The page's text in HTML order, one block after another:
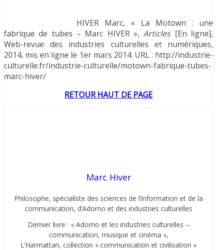
HIVER Marc, « La Motown : une
fabrique de tubes – Marc HIVER »,Articles[En ligne],
Web-revue des industries culturelles et numériques,
2014, mis en ligne le 1er mars 2014. URL : http://industrie-
culturelle.fr/industrie-culturelle/motown-fabrique-tubes-
marc-hiver/
RETOUR HAUT DE PAGE
Marc Hiver
Philosophe, spécialiste des sciences de l’information et de la
communication, d’Adorno et des industries culturelles
Dernier livre : « Adorno et les industries culturelles –
communication, musique et cinéma »,
L’Harmattan, collection « communication et civilisation »